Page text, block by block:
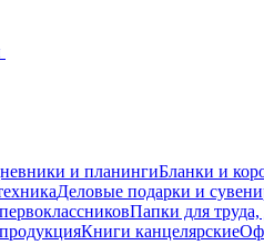
и планингиБланки и
Деловые подарки и
Папки для труда,
Книги канцелярские